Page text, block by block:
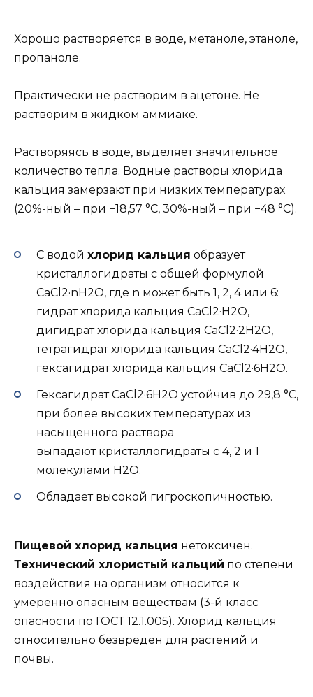
Хорошо растворяется в воде, метаноле, этаноле,
пропаноле.
Практически не растворим в ацетоне. Не
растворим в жидком аммиаке.
Растворяясь в воде, выделяет значительное
количество тепла. Водные растворы хлорида
кальция замерзают при низких температурах
(20%-ный – при −18,57 °C, 30%-ный – при −48 °C).
С водой хлорид кальция образует
кристаллогидраты с общей формулой
CaCl2·nH2O, где n может быть 1, 2, 4 или 6:
гидрат хлорида кальция CaCl2·H2O,
дигидрат хлорида кальция CaCl2·2H2O,
тетрагидрат хлорида кальция CaCl2·4H2O,
гексагидрат хлорида кальция CaCl2·6H2O.
Гексагидрат CaCl2·6H2O устойчив до 29,8 °C,
при более высоких температурах из
насыщенного раствора
выпадают кристаллогидраты с 4, 2 и 1
молекулами H2O.
Обладает высокой гигроскопичностью.
Пищевой хлорид кальция нетоксичен.
Технический хлористый кальций по степени
воздействия на организм относится к
умеренно опасным веществам (3-й класс
опасности по ГОСТ 12.1.005). Хлорид кальция
относительно безвреден для растений и
почвы.